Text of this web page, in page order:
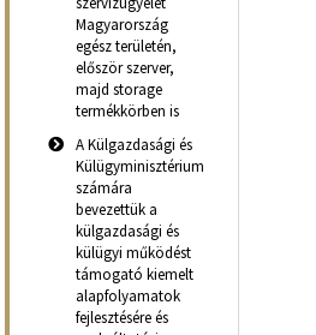
Magyarország
egész területén,
először szerver,
majd storage
termékkörben is
A Külgazdasági és
Külügyminisztérium
számára
bevezettük a
külgazdasági és
külügyi működést
támogató kiemelt
alapfolyamatok
fejlesztésére és